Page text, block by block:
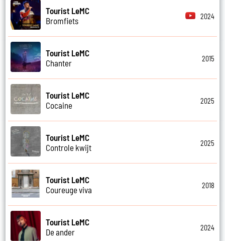
Tourist LeMC
Bromfiets
2024
Tourist LeMC
Chanter
2015
Tourist LeMC
Cocaine
2025
Tourist LeMC
Controle kwijt
2025
Tourist LeMC
Coureuge viva
2018
Tourist LeMC
De ander
2024